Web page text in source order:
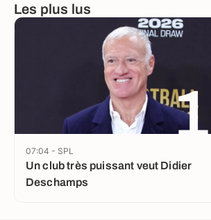
Les plus lus
1
Un club très puissant veut Didier
Deschamps
07:04 - SPL